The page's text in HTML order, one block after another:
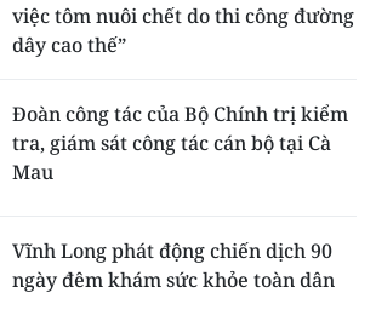
THÁNG
việc tôm nuôi chết do thi công đường
dây cao thế”
Đoàn công tác của Bộ Chính trị kiểm
tra, giám sát công tác cán bộ tại Cà
Mau
Vĩnh Long phát động chiến dịch 90
ngày đêm khám sức khỏe toàn dân